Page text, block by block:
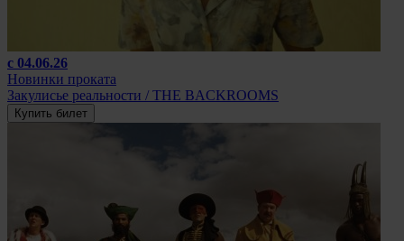
с 04.06.26
Новинки проката
Закулисье реальности / THE BACKROOMS
Купить билет